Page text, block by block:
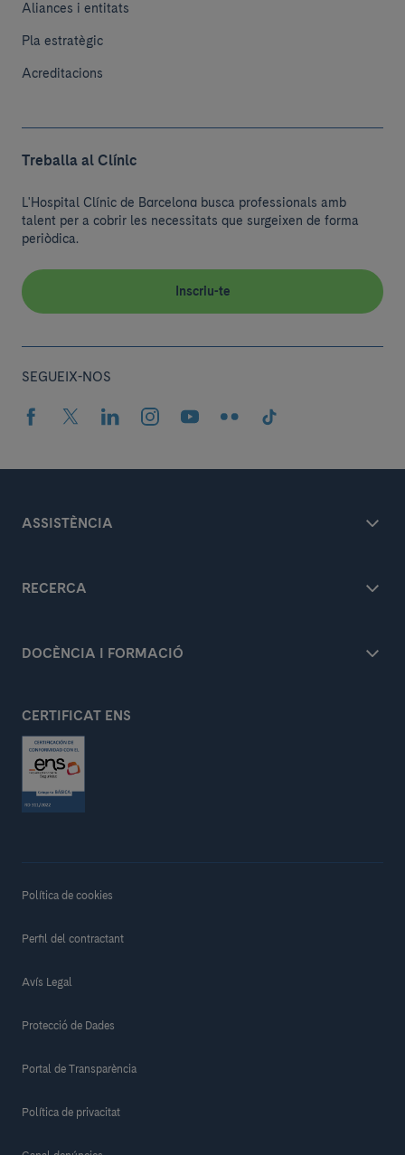
Aliances i entitats
Pla estratègic
Acreditacions
Treballa al Clínic
L'Hospital Clínic de Barcelona busca professionals amb
talent per a cobrir les necessitats que surgeixen de forma
periòdica.
Inscriu-te
SEGUEIX-NOS
ASSISTÈNCIA
RECERCA
DOCÈNCIA I FORMACIÓ
CERTIFICAT ENS
Política de cookies
Perfil del contractant
Avís Legal
Protecció de Dades
Portal de Transparència
Política de privacitat